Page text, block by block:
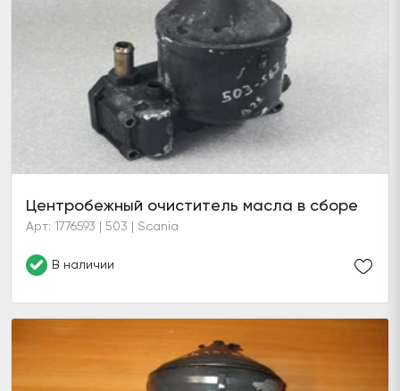
Центробежный очиститель масла в сборе
Арт: 1776593 | 503 | Scania
В наличии